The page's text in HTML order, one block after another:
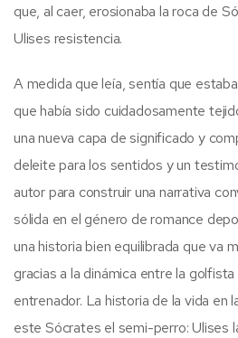
que, al caer, erosionaba la roca de
Ulises resistencia.
A medida que leía, sentía que
que había sido cuidadosamente
una nueva capa de significado y
deleite para los sentidos y un
autor para construir una narrativa
sólida en el género de romance
una historia bien equilibrada que va
gracias a la dinámica entre la
entrenador. La historia de la vida en
este Sócrates el semi-perro: Ulises